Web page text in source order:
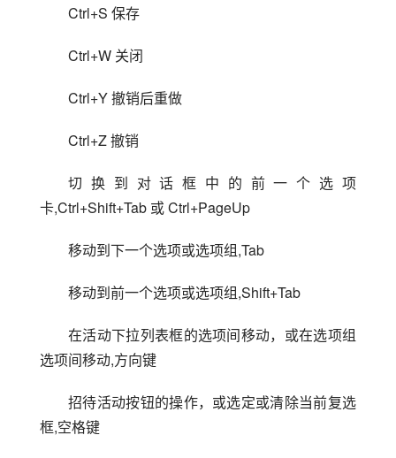
Ctrl+S 保存
Ctrl+W 关闭
Ctrl+Y 撤销后重做
Ctrl+Z 撤销
切换到对话框中的前一个选项
卡,Ctrl+Shift+Tab 或 Ctrl+PageUp
移动到下一个选项或选项组,Tab
移动到前一个选项或选项组,Shift+Tab
在活动下拉列表框的选项间移动，或在选项组
选项间移动,方向键
招待活动按钮的操作，或选定或清除当前复选
框,空格键